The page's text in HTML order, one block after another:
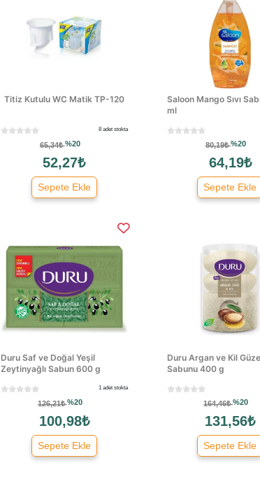
Titiz Kutulu WC Matik TP-120
8 adet stokta
65,34₺%20
52,27₺
Sepete Ekle
Saloon Mango Sıvı
ml
80,19₺%20
64,19₺
Sepete Ekle
Duru Saf ve Doğal Yeşil
Zeytinyağlı Sabun 600 g
1 adet stokta
126,21₺%20
100,98₺
Sepete Ekle
Duru Argan ve Kil
Sabunu 400 g
164,46₺%20
131,56₺
Sepete Ekle